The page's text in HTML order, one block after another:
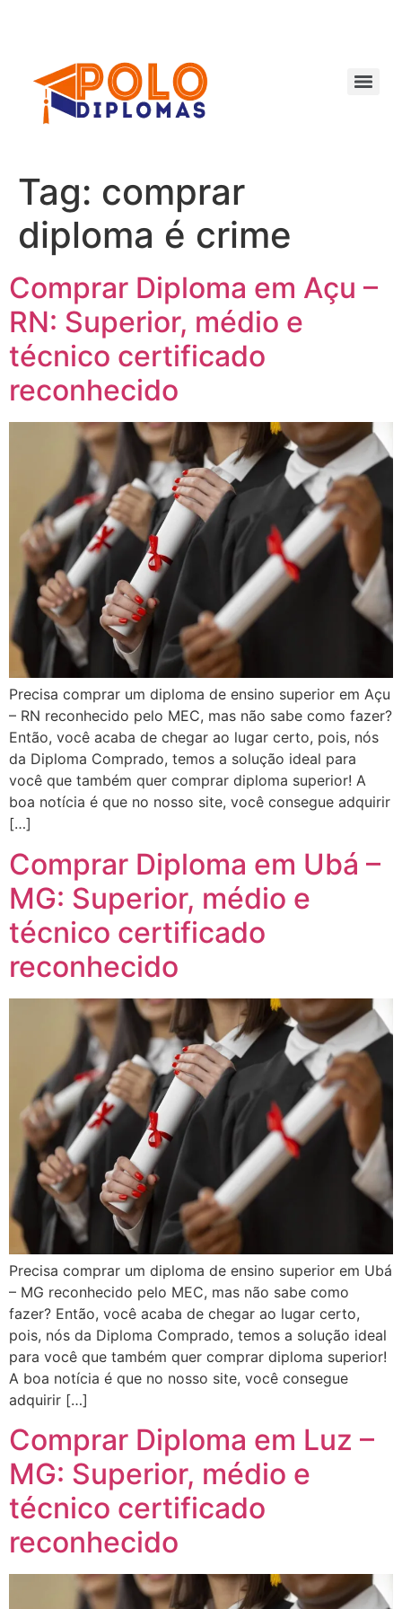
conteúdo
Tag: comprar
diploma é crime
Comprar Diploma em Açu –
RN: Superior, médio e
técnico certificado
reconhecido
Precisa comprar um diploma de ensino superior em Açu
– RN reconhecido pelo MEC, mas não sabe como fazer?
Então, você acaba de chegar ao lugar certo, pois, nós
da Diploma Comprado, temos a solução ideal para
você que também quer comprar diploma superior! A
boa notícia é que no nosso site, você consegue adquirir
[…]
Comprar Diploma em Ubá –
MG: Superior, médio e
técnico certificado
reconhecido
Precisa comprar um diploma de ensino superior em Ubá
– MG reconhecido pelo MEC, mas não sabe como
fazer? Então, você acaba de chegar ao lugar certo,
pois, nós da Diploma Comprado, temos a solução ideal
para você que também quer comprar diploma superior!
A boa notícia é que no nosso site, você consegue
adquirir […]
Comprar Diploma em Luz –
MG: Superior, médio e
técnico certificado
reconhecido